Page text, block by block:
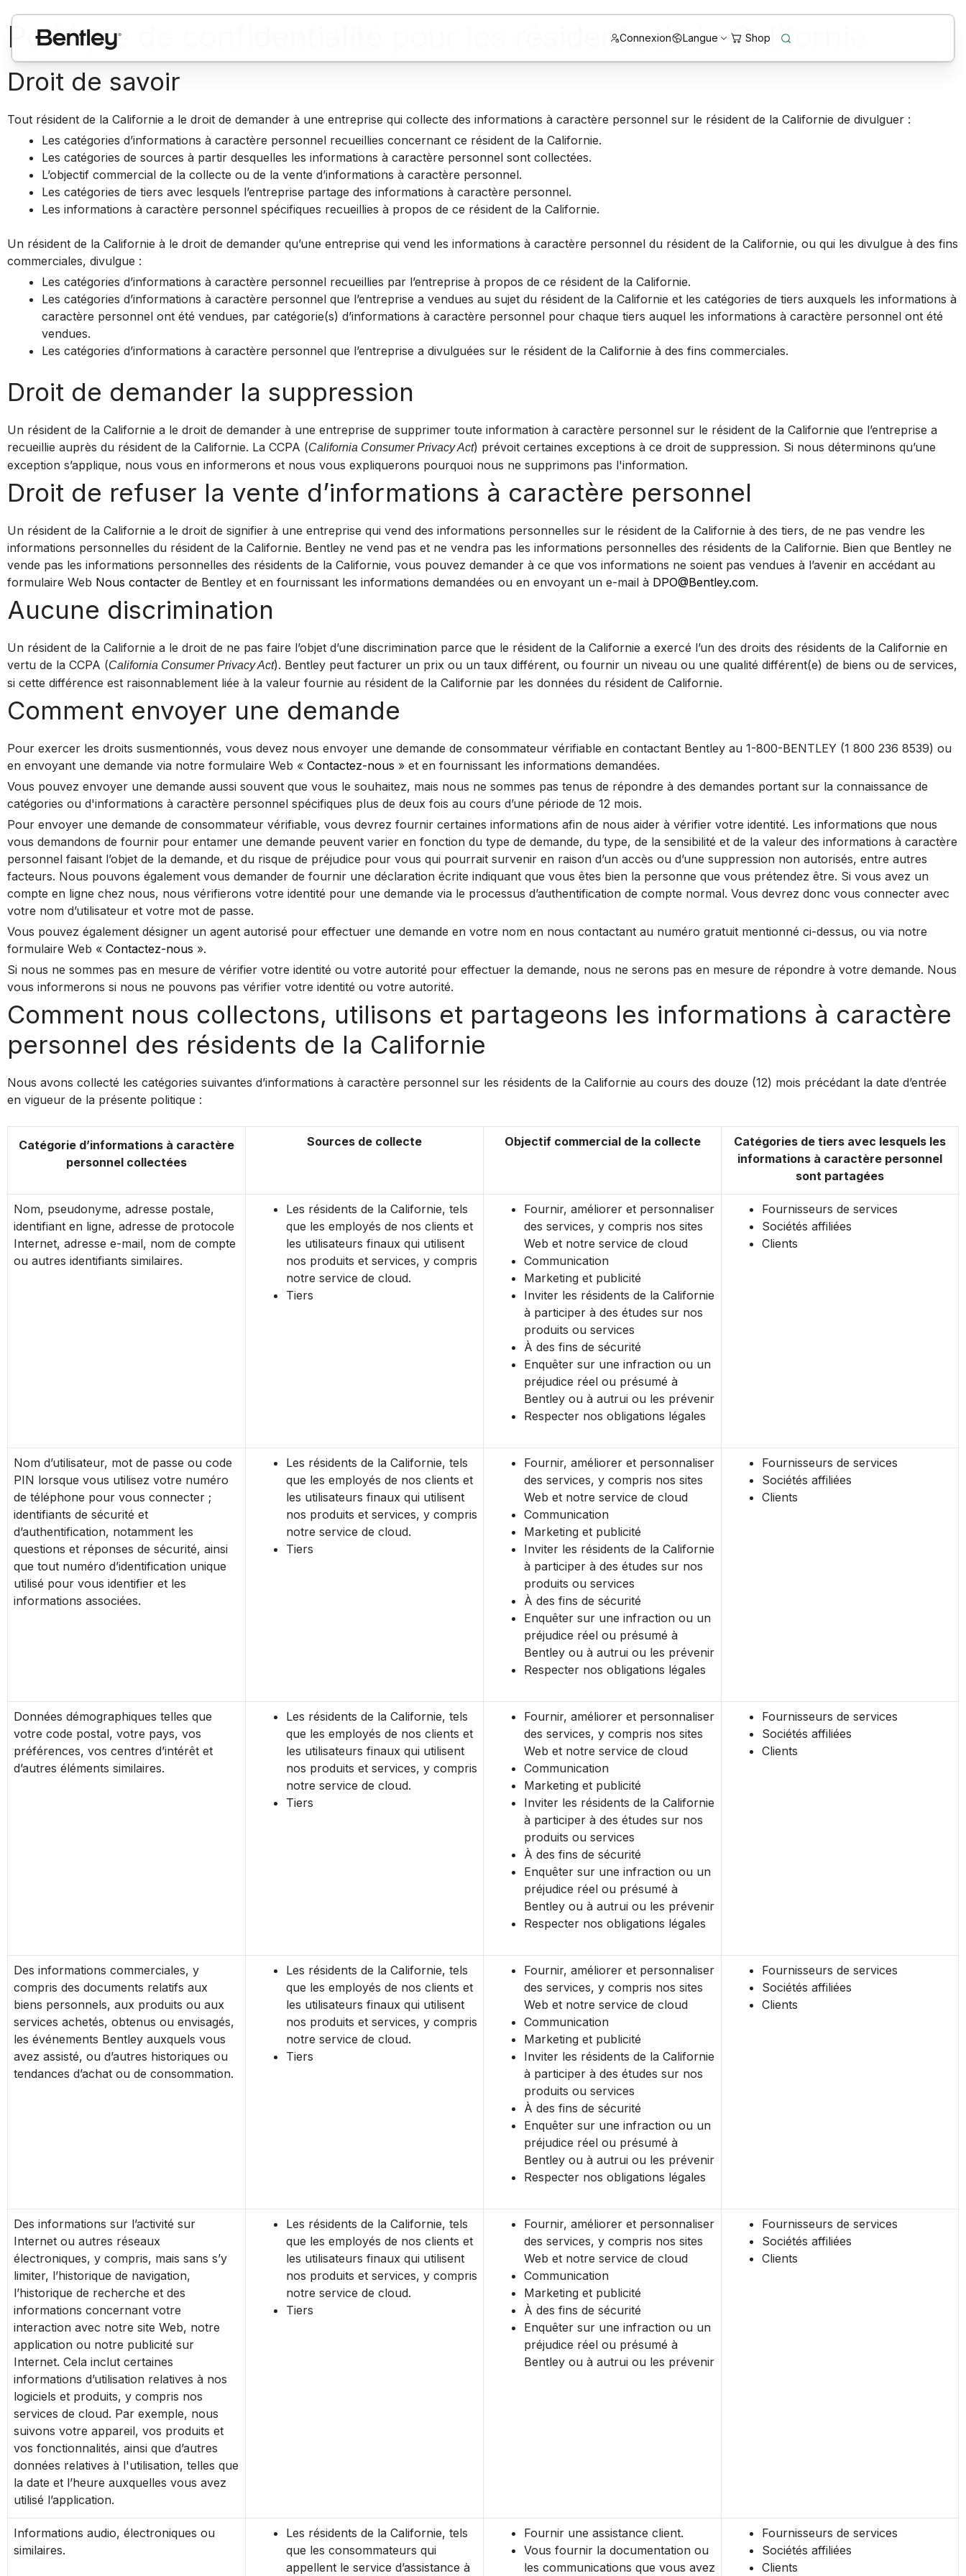
Connexion Langue
Politique de confidentialité pour les résidents de la Californie
Droit de savoir
Tout résident de la Californie a le droit de demander à une entreprise qui collecte des informations à caractère personnel sur le résident de la Californie de divulguer :
Les catégories d’informations à caractère personnel recueillies concernant ce résident de la Californie.
Les catégories de sources à partir desquelles les informations à caractère personnel sont collectées.
L’objectif commercial de la collecte ou de la vente d’informations à caractère personnel.
Les catégories de tiers avec lesquels l’entreprise partage des informations à caractère personnel.
Les informations à caractère personnel spécifiques recueillies à propos de ce résident de la Californie.
Un résident de la Californie à le droit de demander qu’une entreprise qui vend les informations à caractère personnel du résident de la Californie, ou qui les divulgue à des fins
commerciales, divulgue :
Les catégories d’informations à caractère personnel recueillies par l’entreprise à propos de ce résident de la Californie.
Les catégories d’informations à caractère personnel que l’entreprise a vendues au sujet du résident de la Californie et les catégories de tiers auxquels les informations à
caractère personnel ont été vendues, par catégorie(s) d’informations à caractère personnel pour chaque tiers auquel les informations à caractère personnel ont été
vendues.
Les catégories d’informations à caractère personnel que l’entreprise a divulguées sur le résident de la Californie à des fins commerciales.
Droit de demander la suppression
Un résident de la Californie a le droit de demander à une entreprise de supprimer toute information à caractère personnel sur le résident de la Californie que l’entreprise a
recueillie auprès du résident de la Californie. La CCPA (California Consumer Privacy Act) prévoit certaines exceptions à ce droit de suppression. Si nous déterminons qu’une
exception s’applique, nous vous en informerons et nous vous expliquerons pourquoi nous ne supprimons pas l'information.
Droit de refuser la vente d’informations à caractère personnel
Un résident de la Californie a le droit de signifier à une entreprise qui vend des informations personnelles sur le résident de la Californie à des tiers, de ne pas vendre les
informations personnelles du résident de la Californie. Bentley ne vend pas et ne vendra pas les informations personnelles des résidents de la Californie. Bien que Bentley ne
vende pas les informations personnelles des résidents de la Californie, vous pouvez demander à ce que vos informations ne soient pas vendues à l’avenir en accédant au
formulaire Web Nous contacter de Bentley et en fournissant les informations demandées ou en envoyant un e-mail à DPO@Bentley.com.
Aucune discrimination
Un résident de la Californie a le droit de ne pas faire l’objet d’une discrimination parce que le résident de la Californie a exercé l’un des droits des résidents de la Californie en
vertu de la CCPA (California Consumer Privacy Act). Bentley peut facturer un prix ou un taux différent, ou fournir un niveau ou une qualité différent(e) de biens ou de services,
si cette différence est raisonnablement liée à la valeur fournie au résident de la Californie par les données du résident de Californie.
Comment envoyer une demande
Pour exercer les droits susmentionnés, vous devez nous envoyer une demande de consommateur vérifiable en contactant Bentley au 1-800-BENTLEY (1 800 236 8539) ou
en envoyant une demande via notre formulaire Web « Contactez-nous » et en fournissant les informations demandées.
Vous pouvez envoyer une demande aussi souvent que vous le souhaitez, mais nous ne sommes pas tenus de répondre à des demandes portant sur la connaissance de
catégories ou d'informations à caractère personnel spécifiques plus de deux fois au cours d’une période de 12 mois.
Pour envoyer une demande de consommateur vérifiable, vous devrez fournir certaines informations afin de nous aider à vérifier votre identité. Les informations que nous
vous demandons de fournir pour entamer une demande peuvent varier en fonction du type de demande, du type, de la sensibilité et de la valeur des informations à caractère
personnel faisant l’objet de la demande, et du risque de préjudice pour vous qui pourrait survenir en raison d’un accès ou d’une suppression non autorisés, entre autres
facteurs. Nous pouvons également vous demander de fournir une déclaration écrite indiquant que vous êtes bien la personne que vous prétendez être. Si vous avez un
compte en ligne chez nous, nous vérifierons votre identité pour une demande via le processus d’authentification de compte normal. Vous devrez donc vous connecter avec
votre nom d’utilisateur et votre mot de passe.
Vous pouvez également désigner un agent autorisé pour effectuer une demande en votre nom en nous contactant au numéro gratuit mentionné ci-dessus, ou via notre
formulaire Web « Contactez-nous ».
Si nous ne sommes pas en mesure de vérifier votre identité ou votre autorité pour effectuer la demande, nous ne serons pas en mesure de répondre à votre demande. Nous
vous informerons si nous ne pouvons pas vérifier votre identité ou votre autorité.
Comment nous collectons, utilisons et partageons les informations à caractère
personnel des résidents de la Californie
Nous avons collecté les catégories suivantes d’informations à caractère personnel sur les résidents de la Californie au cours des douze (12) mois précédant la date d’entrée
en vigueur de la présente politique :
Catégorie d’informations à caractère
personnel collectées
Sources de collecte Objectif commercial de la collecte
Catégories de tiers avec lesquels les
informations à caractère personnel
sont partagées
Nom, pseudonyme, adresse postale,
identifiant en ligne, adresse de protocole
Internet, adresse e-mail, nom de compte
ou autres identifiants similaires.
Les résidents de la Californie, tels
que les employés de nos clients et
les utilisateurs finaux qui utilisent
nos produits et services, y compris
notre service de cloud.
Tiers
Fournir, améliorer et personnaliser
des services, y compris nos sites
Web et notre service de cloud
Communication
Marketing et publicité
Inviter les résidents de la Californie
à participer à des études sur nos
produits ou services
À des fins de sécurité
Enquêter sur une infraction ou un
préjudice réel ou présumé à
Bentley ou à autrui ou les prévenir
Respecter nos obligations légales
Fournisseurs de services
Sociétés affiliées
Clients
Nom d’utilisateur, mot de passe ou code
PIN lorsque vous utilisez votre numéro
de téléphone pour vous connecter ;
identifiants de sécurité et
d’authentification, notamment les
questions et réponses de sécurité, ainsi
que tout numéro d’identification unique
utilisé pour vous identifier et les
informations associées.
Les résidents de la Californie, tels
que les employés de nos clients et
les utilisateurs finaux qui utilisent
nos produits et services, y compris
notre service de cloud.
Tiers
Fournir, améliorer et personnaliser
des services, y compris nos sites
Web et notre service de cloud
Communication
Marketing et publicité
Inviter les résidents de la Californie
à participer à des études sur nos
produits ou services
À des fins de sécurité
Enquêter sur une infraction ou un
préjudice réel ou présumé à
Bentley ou à autrui ou les prévenir
Respecter nos obligations légales
Fournisseurs de services
Sociétés affiliées
Clients
Données démographiques telles que
votre code postal, votre pays, vos
préférences, vos centres d’intérêt et
d’autres éléments similaires.
Les résidents de la Californie, tels
que les employés de nos clients et
les utilisateurs finaux qui utilisent
nos produits et services, y compris
notre service de cloud.
Tiers
Fournir, améliorer et personnaliser
des services, y compris nos sites
Web et notre service de cloud
Communication
Marketing et publicité
Inviter les résidents de la Californie
à participer à des études sur nos
produits ou services
À des fins de sécurité
Enquêter sur une infraction ou un
préjudice réel ou présumé à
Bentley ou à autrui ou les prévenir
Respecter nos obligations légales
Fournisseurs de services
Sociétés affiliées
Clients
Des informations commerciales, y
compris des documents relatifs aux
biens personnels, aux produits ou aux
services achetés, obtenus ou envisagés,
les événements Bentley auxquels vous
avez assisté, ou d’autres historiques ou
tendances d’achat ou de consommation.
Les résidents de la Californie, tels
que les employés de nos clients et
les utilisateurs finaux qui utilisent
nos produits et services, y compris
notre service de cloud.
Tiers
Fournir, améliorer et personnaliser
des services, y compris nos sites
Web et notre service de cloud
Communication
Marketing et publicité
Inviter les résidents de la Californie
à participer à des études sur nos
produits ou services
À des fins de sécurité
Enquêter sur une infraction ou un
préjudice réel ou présumé à
Bentley ou à autrui ou les prévenir
Respecter nos obligations légales
Fournisseurs de services
Sociétés affiliées
Clients
Des informations sur l’activité sur
Internet ou autres réseaux
électroniques, y compris, mais sans s’y
limiter, l’historique de navigation,
l’historique de recherche et des
informations concernant votre
interaction avec notre site Web, notre
application ou notre publicité sur
Internet. Cela inclut certaines
informations d’utilisation relatives à nos
logiciels et produits, y compris nos
services de cloud. Par exemple, nous
suivons votre appareil, vos produits et
vos fonctionnalités, ainsi que d’autres
données relatives à l'utilisation, telles que
la date et l’heure auxquelles vous avez
utilisé l’application.
Les résidents de la Californie, tels
que les employés de nos clients et
les utilisateurs finaux qui utilisent
nos produits et services, y compris
notre service de cloud.
Tiers
Fournir, améliorer et personnaliser
des services, y compris nos sites
Web et notre service de cloud
Communication
Marketing et publicité
À des fins de sécurité
Enquêter sur une infraction ou un
préjudice réel ou présumé à
Bentley ou à autrui ou les prévenir
Fournisseurs de services
Sociétés affiliées
Clients
Informations audio, électroniques ou
similaires.
Les résidents de la Californie, tels
que les consommateurs qui
appellent le service d’assistance à
Fournir une assistance client.
Vous fournir la documentation ou
les communications que vous avez
Fournisseurs de services
Sociétés affiliées
Clients